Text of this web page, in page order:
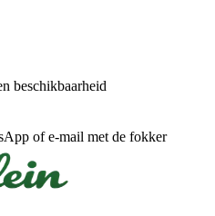
beschikbaarheid
of e-mail met de fokker